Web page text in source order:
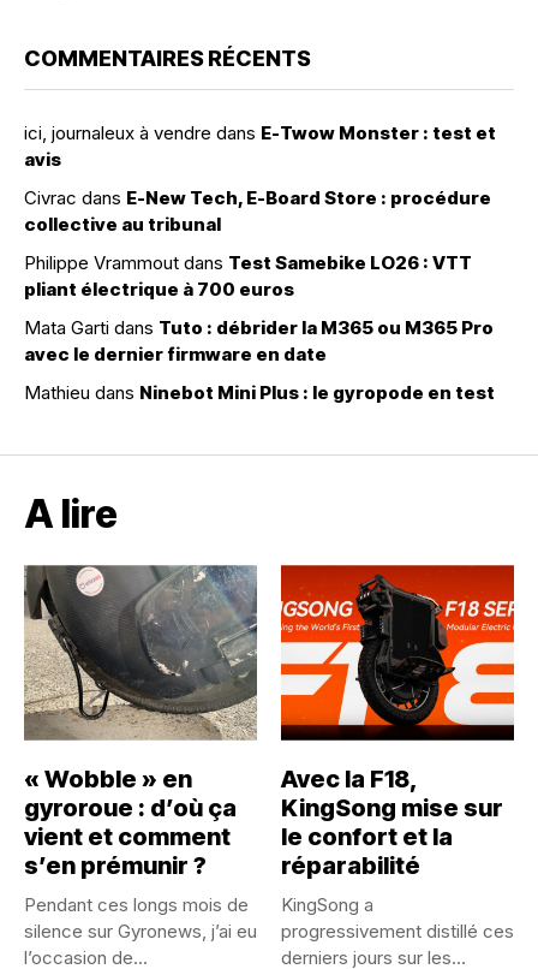
COMMENTAIRES RÉCENTS
ici, journaleux à vendre dans E-Twow Monster : test et
avis
Civrac dans E-New Tech, E-Board Store : procédure
collective au tribunal
Philippe Vrammout dans Test Samebike LO26 : VTT
pliant électrique à 700 euros
Mata Garti dans Tuto : débrider la M365 ou M365 Pro
avec le dernier firmware en date
Mathieu dans Ninebot Mini Plus : le gyropode en test
A lire
« Wobble » en
gyroroue : d’où ça
vient et comment
s’en prémunir ?
Pendant ces longs mois de
silence sur Gyronews, j’ai eu
l’occasion de...
Avec la F18,
KingSong mise sur
le confort et la
réparabilité
KingSong a
progressivement distillé ces
derniers jours sur les